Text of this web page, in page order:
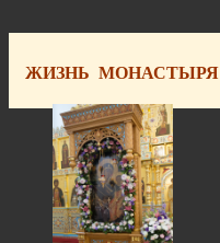
ЖИЗНЬ МОНАСТЫРЯ